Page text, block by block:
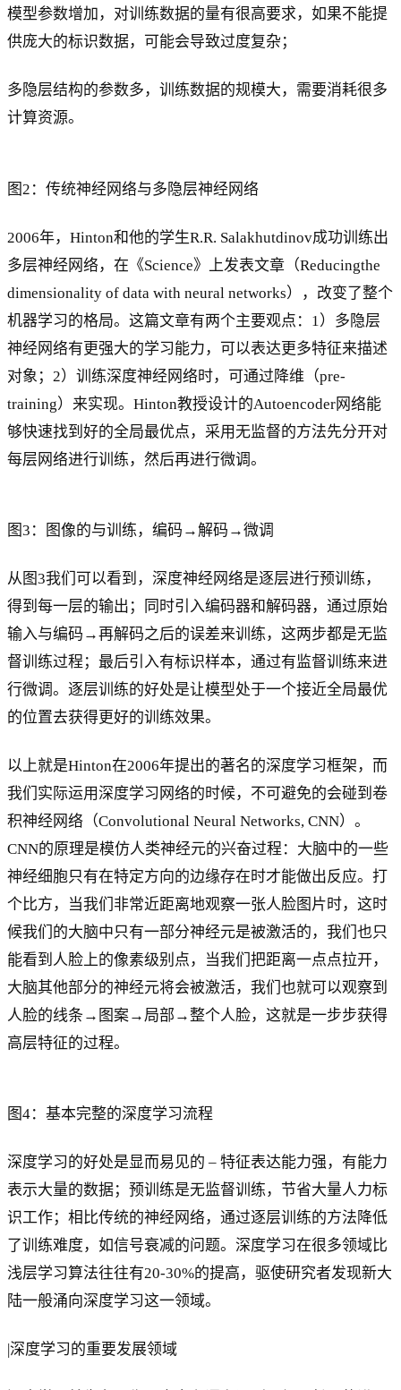
模型参数增加，对训练数据的量有很高要求，如果不能提
供庞大的标识数据，可能会导致过度复杂；
多隐层结构的参数多，训练数据的规模大，需要消耗很多
计算资源。
图2：传统神经网络与多隐层神经网络
2006年，Hinton和他的学生R.R. Salakhutdinov成功训练出
多层神经网络，在《Science》上发表文章（Reducingthe
dimensionality of data with neural networks），改变了整个
机器学习的格局。这篇文章有两个主要观点：1）多隐层
神经网络有更强大的学习能力，可以表达更多特征来描述
对象；2）训练深度神经网络时，可通过降维（pre-
training）来实现。Hinton教授设计的Autoencoder网络能
够快速找到好的全局最优点，采用无监督的方法先分开对
每层网络进行训练，然后再进行微调。
图3：图像的与训练，编码→解码→微调
从图3我们可以看到，深度神经网络是逐层进行预训练，
得到每一层的输出；同时引入编码器和解码器，通过原始
输入与编码→再解码之后的误差来训练，这两步都是无监
督训练过程；最后引入有标识样本，通过有监督训练来进
行微调。逐层训练的好处是让模型处于一个接近全局最优
的位置去获得更好的训练效果。
以上就是Hinton在2006年提出的著名的深度学习框架，而
我们实际运用深度学习网络的时候，不可避免的会碰到卷
积神经网络（Convolutional Neural Networks, CNN）。
CNN的原理是模仿人类神经元的兴奋过程：大脑中的一些
神经细胞只有在特定方向的边缘存在时才能做出反应。打
个比方，当我们非常近距离地观察一张人脸图片时，这时
候我们的大脑中只有一部分神经元是被激活的，我们也只
能看到人脸上的像素级别点，当我们把距离一点点拉开，
大脑其他部分的神经元将会被激活，我们也就可以观察到
人脸的线条→图案→局部→整个人脸，这就是一步步获得
高层特征的过程。
图4：基本完整的深度学习流程
深度学习的好处是显而易见的 – 特征表达能力强，有能力
表示大量的数据；预训练是无监督训练，节省大量人力标
识工作；相比传统的神经网络，通过逐层训练的方法降低
了训练难度，如信号衰减的问题。深度学习在很多领域比
浅层学习算法往往有20-30%的提高，驱使研究者发现新大
陆一般涌向深度学习这一领域。
|深度学习的重要发展领域